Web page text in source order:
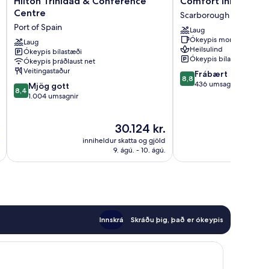
Trinidad
Conference
Centre
Port
of
Spain
Centre
Port of Spain
Laug
Ókeypis bílastæði
Ókeypis þráðlaust net
Veitingastaður
8.4
af
8,4 Mjög gott
1.004 umsagnir
Verðið
er
30.124 kr.
30.124 kr.
inniheldur skatta og gjöld
9. ágú. - 10. ágú.
Inn
&
Suites
Tobago
Scarborough
Scarborough
Laug
Ókeypis morgunverður
Heilsulind
Ókeypis bílastæði
8.8
af
8,8 Frábært
436 umsagnir
Innskrá Skráðu þig, það er ókeypis